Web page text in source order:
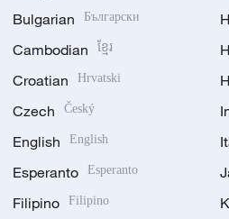
Bulgarian Български
Cambodian ខ្មែរ
Croatian Hrvatski
Czech Český
English English
Esperanto Esperanto
Filipino Filipino